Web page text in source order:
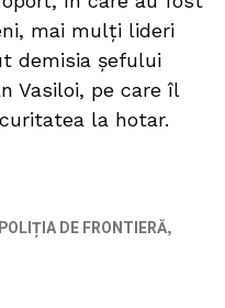
mai mulți lideri
demisia șefului
Vasiloi, pe care îl
la hotar.
POLIȚIA DE FRONTIERĂ